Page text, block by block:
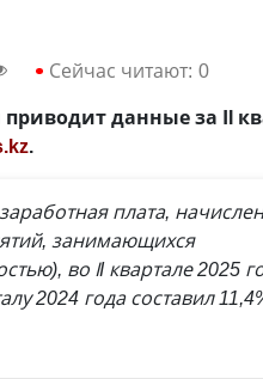
Сейчас читают: 0
данные за ІI
.
плата,
занимающихся
во ІI квартале 2025
2024 года составил